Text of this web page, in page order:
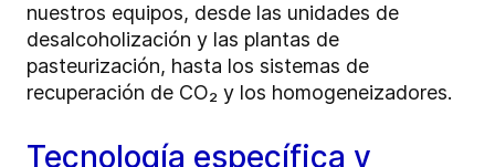
nuestros equipos, desde las unidades de
desalcoholización y las plantas de
pasteurización, hasta los sistemas de
recuperación de CO₂ y los homogeneizadores.
Tecnología específica y